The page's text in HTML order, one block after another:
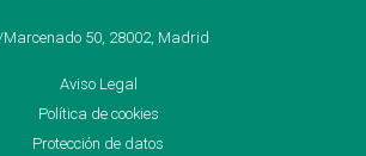
Marcenado 50, 28002, Madrid
Aviso Legal
Política de cookies
Protección de datos